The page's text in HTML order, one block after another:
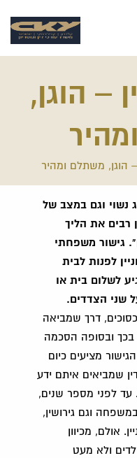
– הוגן,
– הוגן, משתלם ומהיר
נשוי וגם במצב של
רבים את הליך
גישור משפחתי
לפנות לבית
לשלום בית או
שני הצדדים.
דרך שמביאה
בכך ובסופה הסכמה
מציעים כיום
שמביאים איתם ידע
עד לפני מספר שנים,
וגם גירושין,
אולם, מכיוון
ולא מעט